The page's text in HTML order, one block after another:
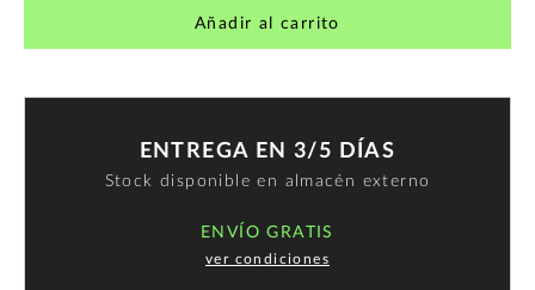
Añadir al carrito
ENTREGA EN 3/5 DÍAS
Stock disponible en almacén externo
ENVÍO GRATIS
ver condiciones